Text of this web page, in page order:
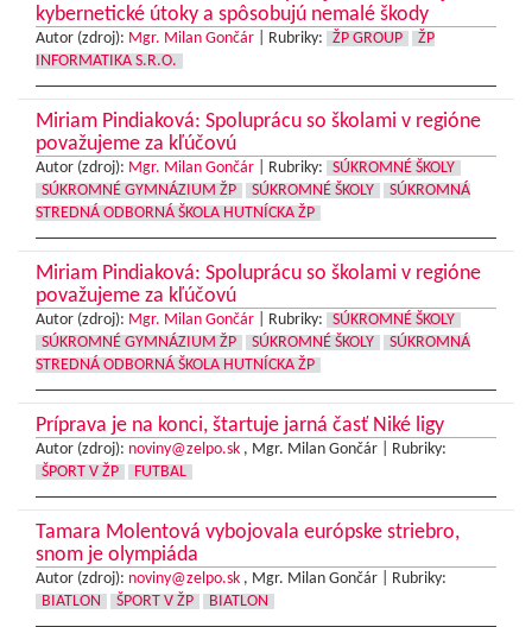
kybernetické útoky a spôsobujú nemalé škody
Autor (zdroj): Mgr. Milan Gončár Rubriky: ŽP GROUP
ŽP
INFORMATIKA S.R.O.
Miriam Pindiaková: Spoluprácu so školami v regióne
považujeme za kľúčovú
Autor (zdroj): Mgr. Milan Gončár Rubriky:
SÚKROMNÉ ŠKOLY
SÚKROMNÉ GYMNÁZIUM ŽP
SÚKROMNÉ ŠKOLY
SÚKROMNÁ
STREDNÁ ODBORNÁ ŠKOLA HUTNÍCKA ŽP
Miriam Pindiaková: Spoluprácu so školami v regióne
považujeme za kľúčovú
Autor (zdroj): Mgr. Milan Gončár Rubriky:
SÚKROMNÉ ŠKOLY
SÚKROMNÉ GYMNÁZIUM ŽP
SÚKROMNÉ ŠKOLY
SÚKROMNÁ
STREDNÁ ODBORNÁ ŠKOLA HUTNÍCKA ŽP
Príprava je na konci, štartuje jarná časť Niké ligy
Autor (zdroj): noviny@zelpo.sk , Mgr. Milan Gončár |
Rubriky:
ŠPORT V ŽP
FUTBAL
Tamara Molentová vybojovala európske striebro,
snom je olympiáda
Autor (zdroj): noviny@zelpo.sk , Mgr. Milan Gončár |
Rubriky:
BIATLON
ŠPORT V ŽP BIATLON